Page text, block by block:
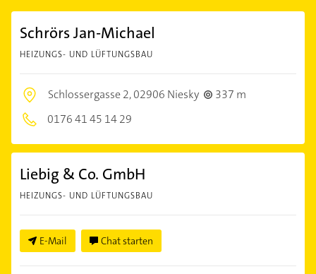
Schrörs Jan-Michael
HEIZUNGS- UND LÜFTUNGSBAU
Schlossergasse 2,02906 Niesky
337 m
0176 41 45 14 29
Liebig & Co. GmbH
HEIZUNGS- UND LÜFTUNGSBAU
E-Mail Chat starten